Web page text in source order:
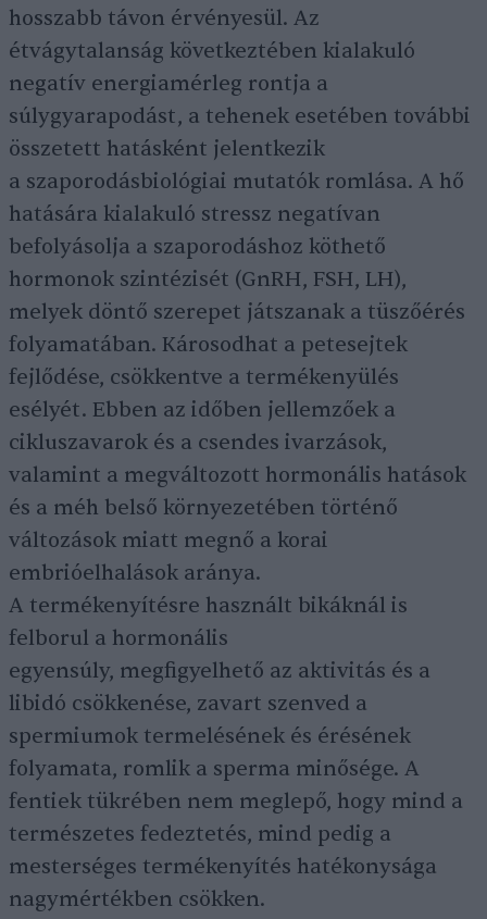
hosszabb távon érvényesül. Az
étvágytalanság következtében kialakuló
negatív energiamérleg rontja a
súlygyarapodást, a tehenek esetében további
összetett hatásként jelentkezik
a szaporodásbiológiai mutatók romlása. A hő
hatására kialakuló stressz negatívan
befolyásolja a szaporodáshoz köthető
hormonok szintézisét (GnRH, FSH, LH),
melyek döntő szerepet játszanak a tüszőérés
folyamatában. Károsodhat a petesejtek
fejlődése, csökkentve a termékenyülés
esélyét. Ebben az időben jellemzőek a
cikluszavarok és a csendes ivarzások,
valamint a megváltozott hormonális hatások
és a méh belső környezetében történő
változások miatt megnő a korai
embrióelhalások aránya.
A termékenyítésre használt bikáknál is
felborul a hormonális
egyensúly, megfigyelhető az aktivitás és a
libidó csökkenése, zavart szenved a
spermiumok termelésének és érésének
folyamata, romlik a sperma minősége. A
fentiek tükrében nem meglepő, hogy mind a
természetes fedeztetés, mind pedig a
mesterséges termékenyítés hatékonysága
nagymértékben csökken.